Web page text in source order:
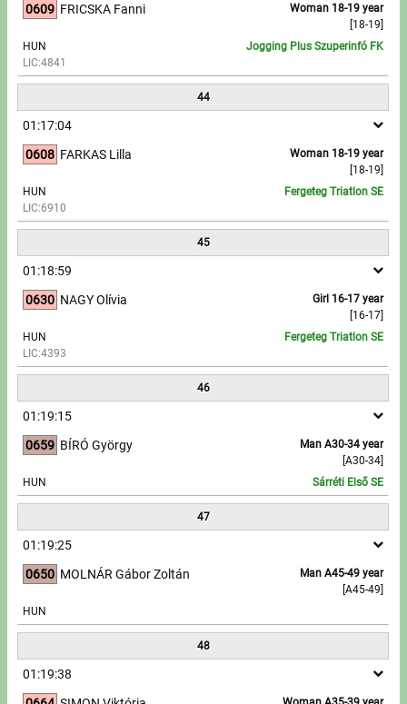
0609
Woman 18-19 year
[18-19]
FRICSKA Fanni
HUN
LIC:4841
Jogging Plus Szuperinfó FK
44
01:17:04
0608
Woman 18-19 year
[18-19]
FARKAS Lilla
HUN
LIC:6910
Fergeteg Triatlon SE
45
01:18:59
0630
Girl 16-17 year
[16-17]
NAGY Olívia
HUN
LIC:4393
Fergeteg Triatlon SE
46
01:19:15
0659
Man A30-34 year
[A30-34]
BÍRÓ György
HUN Sárréti Első SE
47
01:19:25
0650
Man A45-49 year
[A45-49]
MOLNÁR Gábor Zoltán
HUN
48
01:19:38